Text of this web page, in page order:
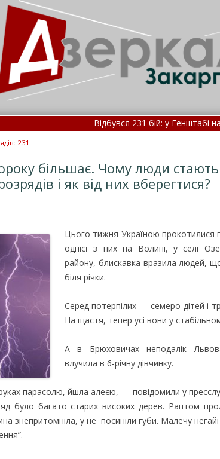
Відбувся 231 бій: у Генштабі назвали
Укрзалізниця повідомила про масові
231
більшає. Чому люди стають
і як від них вберегтися?
Цього тижня Україною прокотилися
однієї з них на Волині, у селі
району, блискавка вразила людей,
біля річки.
Серед потерпілих — семеро дітей і
На щастя, тепер усі вони у
А в Брюховичах неподалік
влучила в 6-річну дівчинку.
парасолю, йшла алеєю, — повідомили у
було багато старих високих дерев. Раптом
знепритомніла, у неї посиніли губи. Малечу